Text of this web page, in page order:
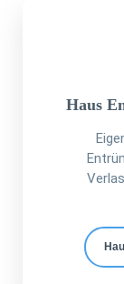
Haus